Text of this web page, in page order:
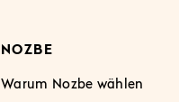
NOZBE
Warum Nozbe wählen